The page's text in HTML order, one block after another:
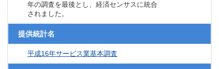
年の調査を最後とし、経済センサスに統合
されました。
提供統計名
平成16年サービス業基本調査